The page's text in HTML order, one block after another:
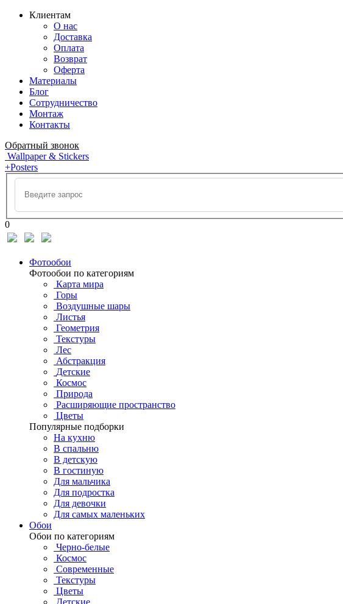
Клиентам
О нас
Доставка
Оплата
Возврат
Оферта
Материалы
Блог
Сотрудничество
Монтаж
Контакты
Обратный звонок
Wallpaper & Stickers
+Posters
0
Фотообои
Фотообои по категориям
Карта мира
Горы
Воздушные шары
Листья
Геометрия
Текстуры
Лес
Абстракция
Детские
Космос
Природа
Расширяющие пространство
Цветы
Популярные подборки
На кухню
В спальню
В детскую
В гостиную
Для мальчика
Для подростка
Для девочки
Для самых маленьких
Обои
Обои по категориям
Черно-белые
Космос
Современные
Текстуры
Цветы
Детские